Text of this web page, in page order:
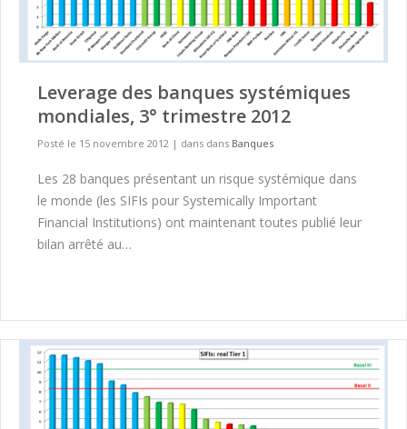
Leverage des banques systémiques
mondiales, 3° trimestre 2012
Posté le 15 novembre 2012 | dans dans Banques
Les 28 banques présentant un risque systémique dans
le monde (les SIFIs pour Systemically Important
Financial Institutions) ont maintenant toutes publié leur
bilan arrêté au…